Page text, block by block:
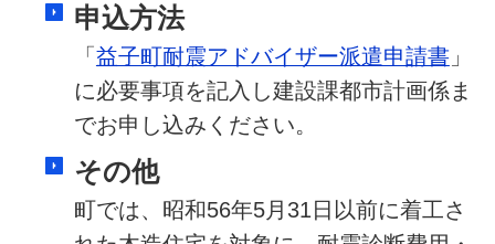
申込方法
「 益子町耐震アドバイザー派遣申請書」
に必要事項を記入し建設課都市計画係ま
でお申し込みください。
その他
町では、昭和56年5月31日以前に着工さ